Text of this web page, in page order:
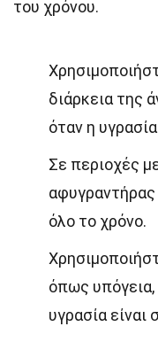
του χρόνου.
διάρκεια της
όταν η
Σε περιοχές
αφυγραντήρας
όλο το χρόνο.
όπως υπόγεια,
υγρασία είναι